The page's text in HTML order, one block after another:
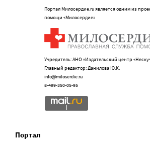
Портал Милосердие.ru является одним из
помощи «Милосердие»
Учредитель: АНО «Издательский центр
Главный редактор: Данилова Ю.К.
info@miloserdie.ru
8-499-350-05-95
Портал